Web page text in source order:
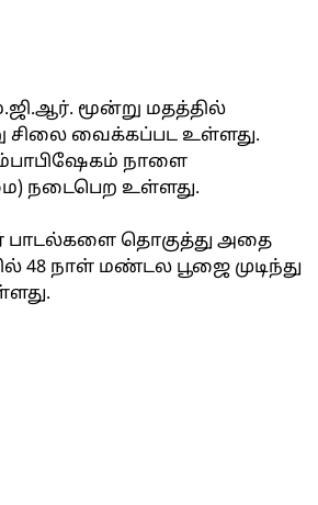
மூன்று மதத்தில்
சிலை வைக்கப்பட உள்ளது.
நாளை
நடைபெற உள்ளது.
பாடல்களை தொகுத்து அதை
48 நாள் மண்டல பூஜை முடிந்து